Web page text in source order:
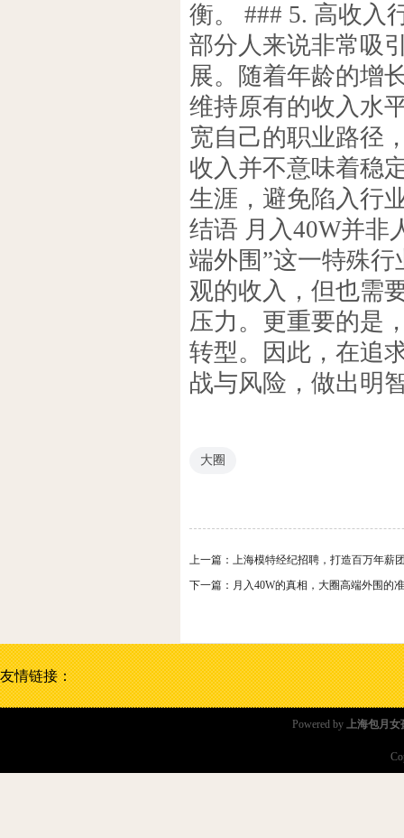
衡。 ### 5. 高收入
部分人来说非常吸
展。随着年龄的增
维持原有的收入水
宽自己的职业路径
收入并不意味着稳
生涯，避免陷入行
结语 月入40W并非
端外围”这一特殊
观的收入，但也需
压力。更重要的是
转型。因此，在追
战与风险，做出明
大圈
上一篇： 上海模特经纪招聘，打造百万年薪
下一篇： 月入40W的真相，大圈高端外围的
友情链接：
Powered by 上海包月